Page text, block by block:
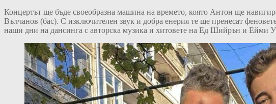
Концертът ще бъде своеобразна машина на времето, която Антон ще
Вълчанов (бас). С изключителен звук и добра енерия те ще пренесат
наши дни на дансинга с авторска музика и хитовете на Ед Шийрън и Ейми